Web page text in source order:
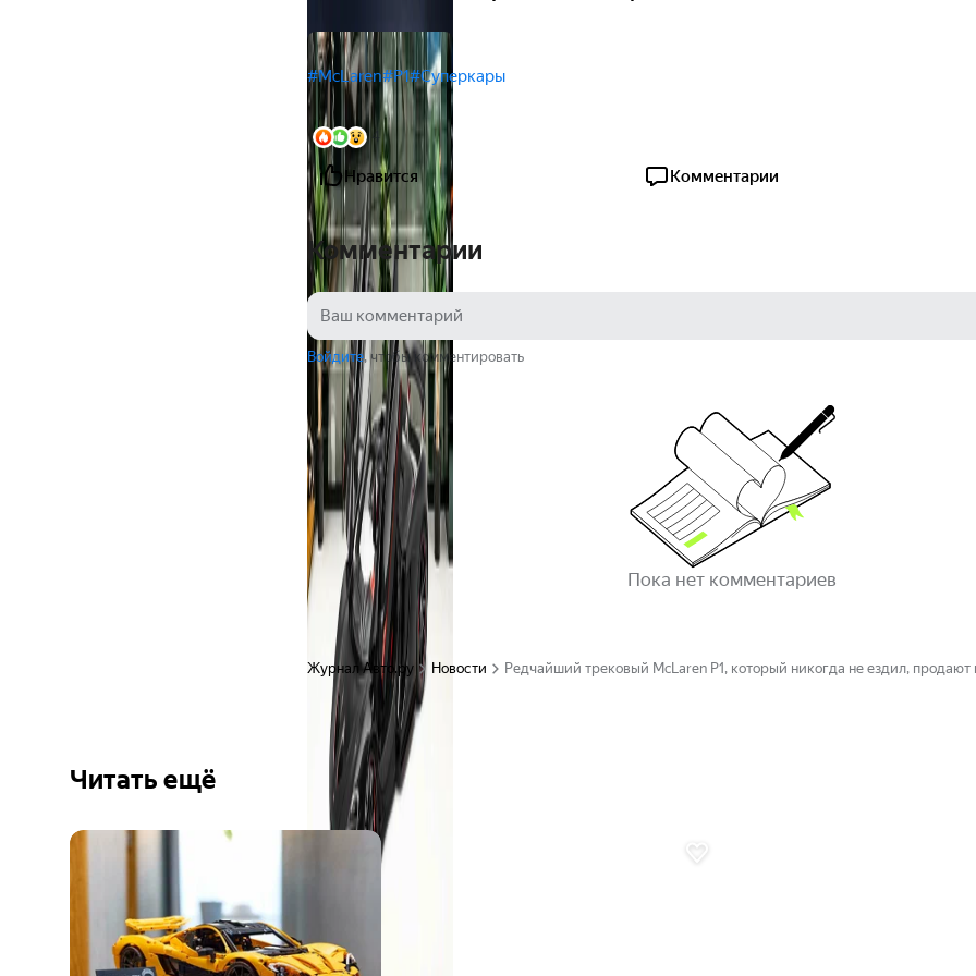
#McLaren#P1#Суперкары
4
Нравится Комментарии
Комментарии
Войдите, чтобы комментировать
Пока нет комментариев
Журнал Авто.ру Новости Редчайший трековый McLaren P1, который никогда не ездил, продают
Читать ещё